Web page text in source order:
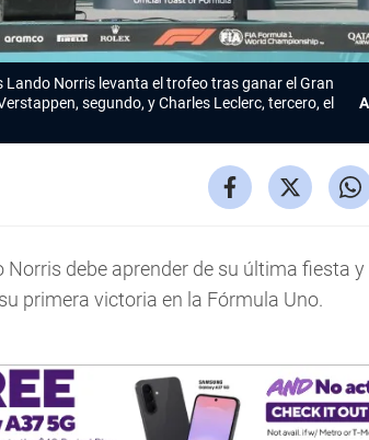
Lando Norris levanta el trofeo tras ganar el Gran
segundo, y Charles Leclerc, tercero, el
Norris debe aprender de su última fiesta
primera victoria en la Fórmula Uno.